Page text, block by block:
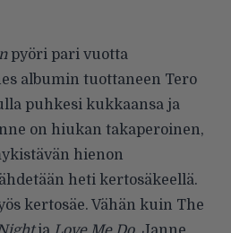
pyöri pari vuotta
albumin tuottaneen Tero
puhkesi kukkaansa ja
on hiukan takaperoinen,
hienon
heti kertosäkeellä.
kertosäe. Vähän kuin The